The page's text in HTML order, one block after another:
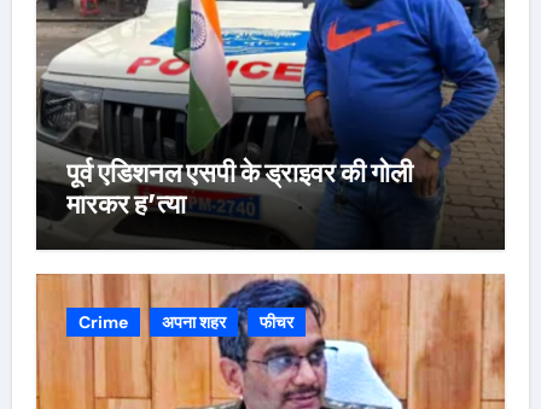
पूर्व एडिशनल एसपी के ड्राइवर की गोली
मारकर ह’त्या
Crime अपना शहर फीचर